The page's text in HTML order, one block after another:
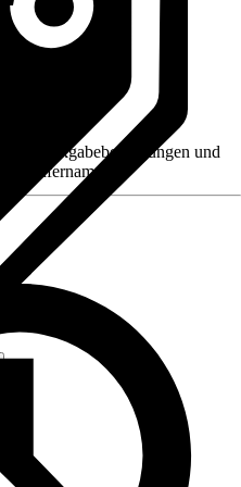
B. Rückgabebedingungen und